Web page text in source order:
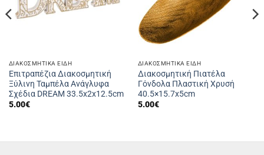
ΔΙΑΚΟΣΜΗΤΙΚΆ ΕΊΔΗ
Επιτραπέζια Διακοσμητική
Ξύλινη Ταμπέλα Ανάγλυφα
Σχέδια DREAM 33.5x2x12.5cm
5.00€
ΔΙΑΚΟΣΜΗΤΙΚΆ ΕΊΔΗ
Διακοσμητική Πιατέλα
Γόνδολα Πλαστική Χρυσή
40.5×15.7x5cm
5.00€